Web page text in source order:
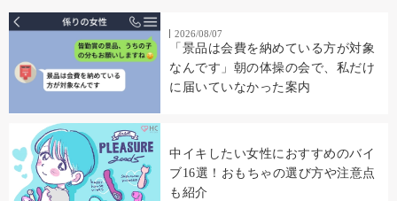
2026/08/07
「景品は会費を納めている方が対象
なんです」朝の体操の会で、私だけ
に届いていなかった案内
中イキしたい女性におすすめのバイ
ブ16選！おもちゃの選び方や注意点
も紹介